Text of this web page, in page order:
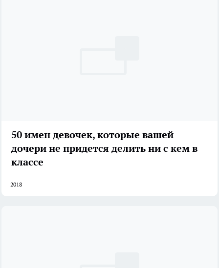
50 имен девочек, которые вашей
дочери не придется делить ни с кем в
классе
2018